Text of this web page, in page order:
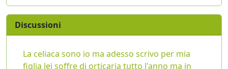
Discussioni
La celiaca sono io ma adesso scrivo per mia
figlia lei soffre di orticaria tutto l'anno ma in